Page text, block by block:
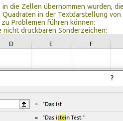
die Zellen übernommen wurden,
in der Textdarstellung von
Problemen führen können:
nicht druckbaren Sonderzeichen: